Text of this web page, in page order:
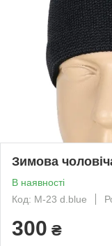
Зимова
В наявності
Код: M-23 d.blue
300 ₴